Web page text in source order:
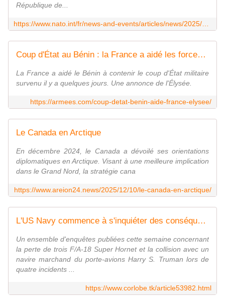
République de...
Coup d'État au Bénin : la France a aidé les forces loyalistes, affirme l'Élysée
La France a aidé le Bénin à contenir le coup d'État militaire
survenu il y a quelques jours. Une annonce de l'Élysée.
https://armees.com/coup-detat-benin-aide-france-elysee/
Le Canada en Arctique
En décembre 2024, le Canada a dévoilé ses orientations
diplomatiques en Arctique. Visant à une meilleure implication
dans le Grand Nord, la stratégie cana
https://www.areion24.news/2025/12/10/le-canada-en-arctique/
L'US Navy commence à s'inquiéter des conséquences de la disponibilité d'Internet à bord de ses porte-avions
Un ensemble d'enquêtes publiées cette semaine concernant
la perte de trois F/A-18 Super Hornet et la collision avec un
navire marchand du porte-avions Harry S. Truman lors de
quatre incidents ...
https://www.corlobe.tk/article53982.html